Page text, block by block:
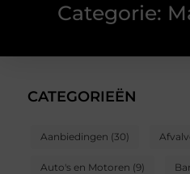
Categorie:
CATEGORIEËN
Aanbiedingen (30)
Auto's en Motoren (9)